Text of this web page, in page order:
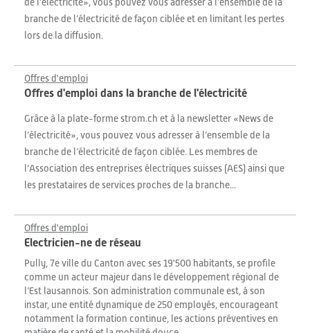
branche de l’électricité de façon ciblée et en limitant les pertes
lors de la diffusion.
Offres d'emploi
Offres d'emploi dans la branche de l'électricité
Grâce à la plate-forme strom.ch et à la newsletter «News de
l’électricité», vous pouvez vous adresser à l’ensemble de la
branche de l’électricité de façon ciblée. Les membres de
l’Association des entreprises électriques suisses (AES) ainsi que
les prestataires de services proches de la branche...
Offres d'emploi
Electricien-ne de réseau
Pully, 7e ville du Canton avec ses 19'500 habitants, se profile
comme un acteur majeur dans le développement régional de
l’Est lausannois. Son administration communale est, à son
instar, une entité dynamique de 250 employés, encourageant
notamment la formation continue, les actions préventives en